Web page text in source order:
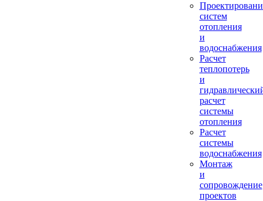
систем
отопления
и
водоснабжения
Расчет
теплопотерь
и
расчет
системы
отопления
Расчет
системы
водоснабжения
Монтаж
и
сопровождение
проектов